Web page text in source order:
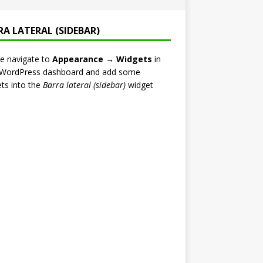
LATERAL (SIDEBAR)
navigate to Appearance → Widgets in
dashboard and add some
into the Barra lateral (sidebar)widget